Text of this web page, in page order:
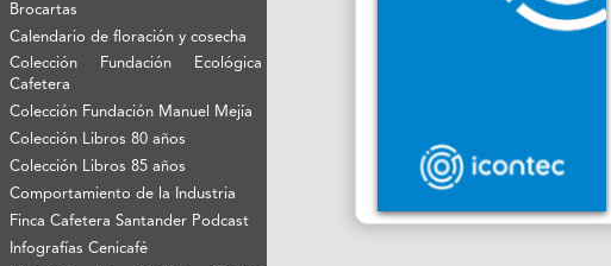
Brocartas
Calendario de floración y cosecha
Colección Fundación Ecológica
Cafetera
Colección Fundación Manuel Mejía
Colección Libros 80 años
Colección Libros 85 años
Comportamiento de la Industria
Finca Cafetera Santander Podcast
Infografías Cenicafé